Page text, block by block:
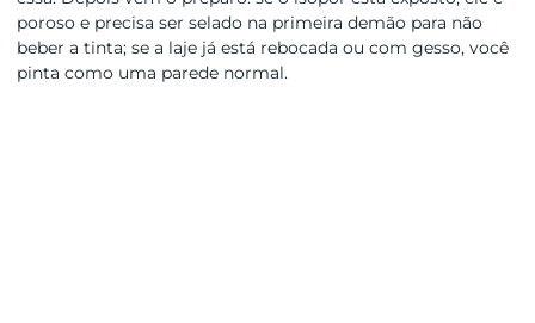
poroso e precisa ser selado na primeira demão para não
beber a tinta; se a laje já está rebocada ou com gesso, você
pinta como uma parede normal.